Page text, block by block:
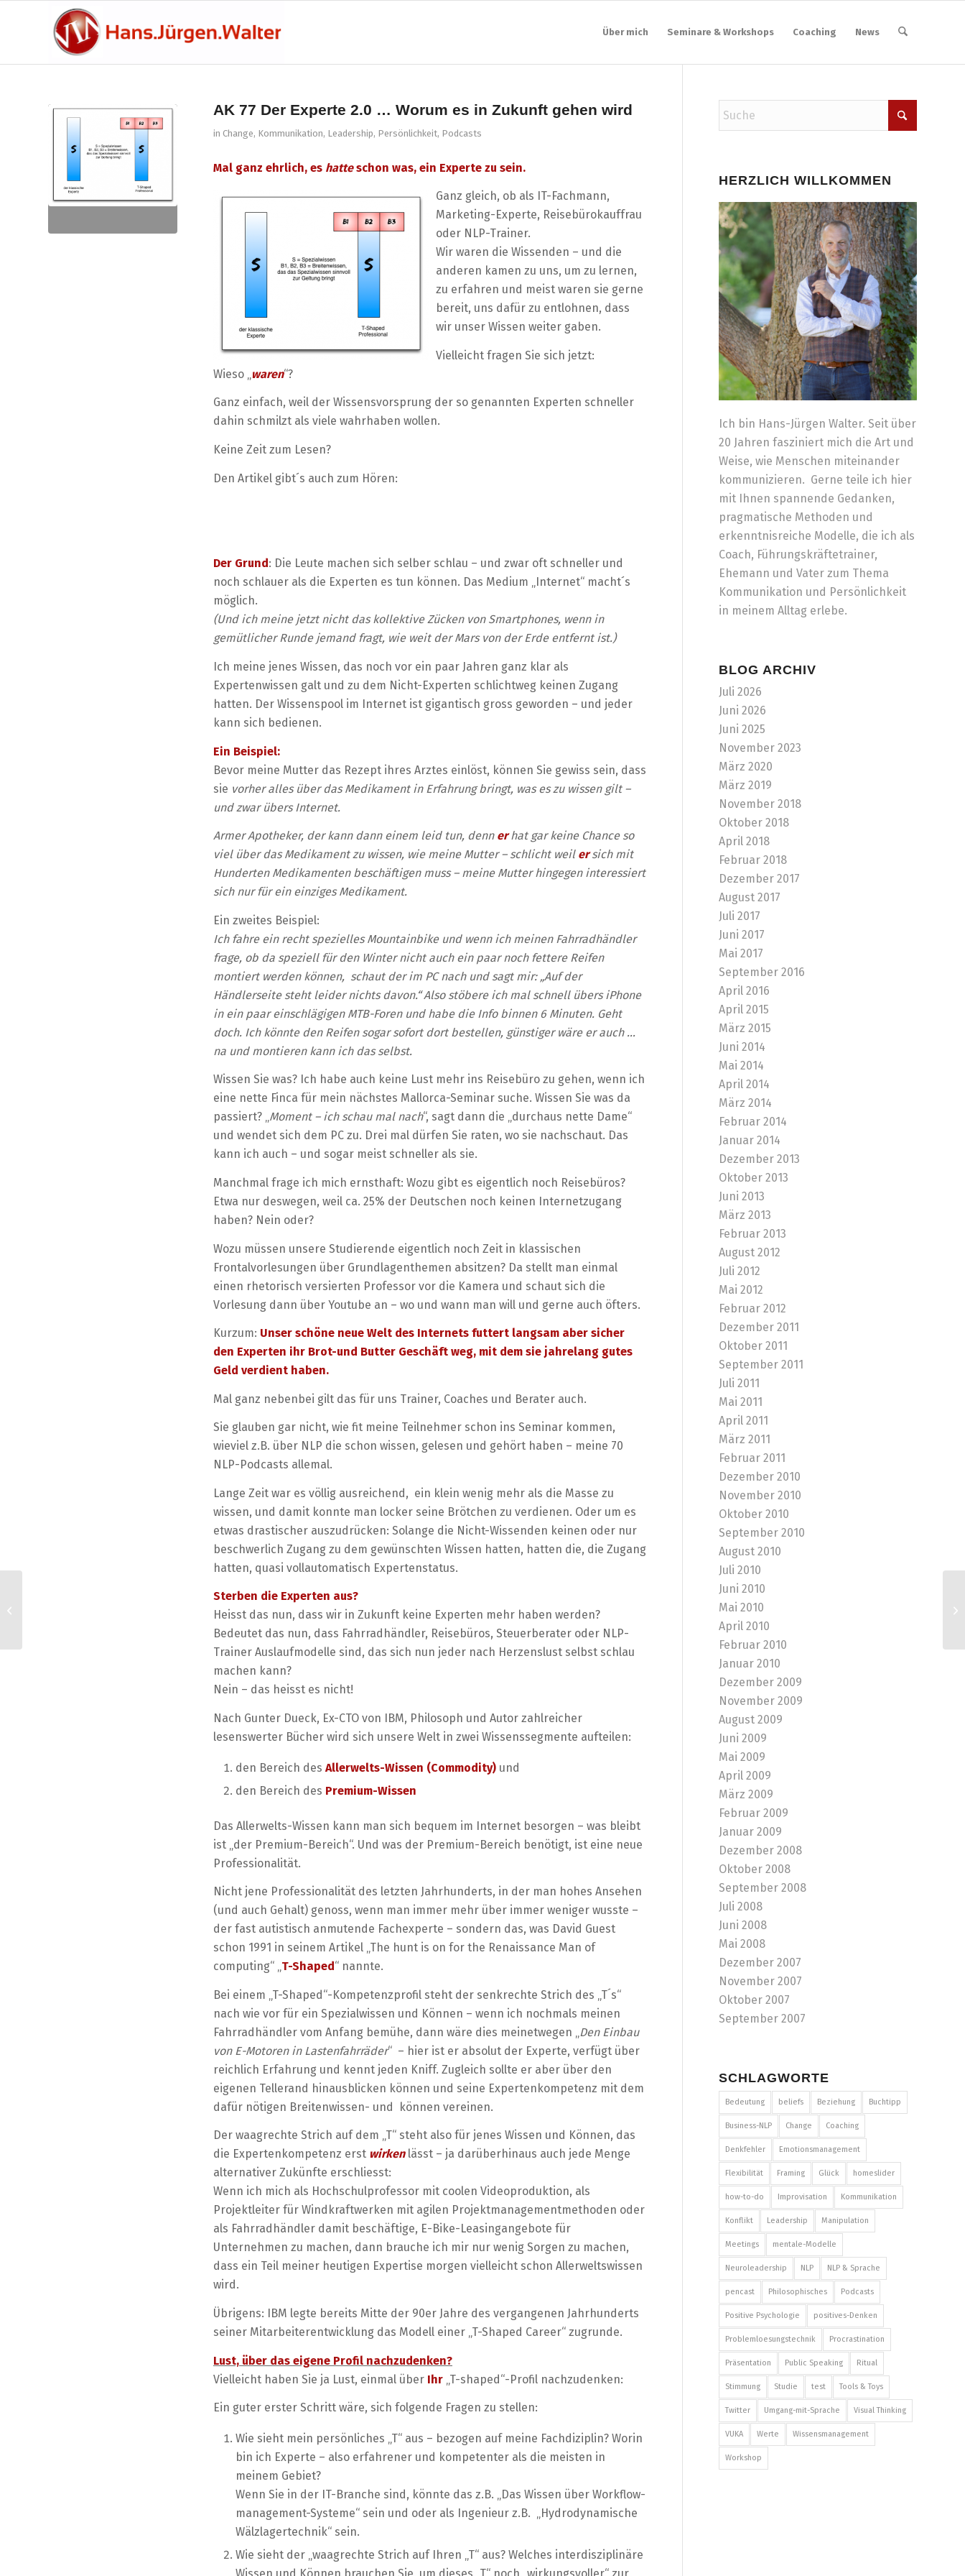
Über mich Seminare & Workshops Coaching News
AK 77 Der Experte 2.0 … Worum es in Zukunft gehen wird
in Change, Kommunikation, Leadership, Persönlichkeit, Podcasts
Mal ganz ehrlich, es hatteschon was, ein Experte zu sein.
Ganz gleich, ob als IT-Fachmann,
Marketing-Experte, Reisebürokauffrau
oder NLP-Trainer.
Wir waren die Wissenden – und die
anderen kamen zu uns, um zu lernen,
zu erfahren und meist waren sie gerne
bereit, uns dafür zu entlohnen, dass
wir unser Wissen weiter gaben.
Vielleicht fragen Sie sich jetzt:
Wieso „
waren“?
Ganz einfach, weil der Wissensvorsprung der so genannten Experten schneller
dahin schmilzt als viele wahrhaben wollen.
Keine Zeit zum Lesen?
Den Artikel gibt´s auch zum Hören:
Der Grund : Die Leute machen sich selber schlau – und zwar oft schneller und
noch schlauer als die Experten es tun können. Das Medium „Internet“ macht´s
möglich.
(Und ich meine jetzt nicht das kollektive Zücken von Smartphones, wenn in
gemütlicher Runde jemand fragt, wie weit der Mars von der Erde entfernt ist.)
Ich meine jenes Wissen, das noch vor ein paar Jahren ganz klar als
Expertenwissen galt und zu dem Nicht-Experten schlichtweg keinen Zugang
hatten. Der Wissenspool im Internet ist gigantisch gross geworden – und jeder
kann sich bedienen.
Ein Beispiel:
Bevor meine Mutter das Rezept ihres Arztes einlöst, können Sie gewiss sein, dass
sie vorher alles über das Medikament in Erfahrung bringt, was es zu wissen gilt –
und zwar übers Internet.
Armer Apotheker, der kann dann einem leid tun, denn erhat gar keine Chance so
viel über das Medikament zu wissen, wie meine Mutter – schlicht weil ersich mit
Hunderten Medikamenten beschäftigen muss – meine Mutter hingegen interessiert
sich nur für ein einziges Medikament.
Ein zweites Beispiel:
Ich fahre ein recht spezielles Mountainbike und wenn ich meinen Fahrradhändler
frage, ob da speziell für den Winter nicht auch ein paar noch fettere Reifen
montiert werden können, schaut der im PC nach und sagt mir: „Auf der
Händlerseite steht leider nichts davon.“ Also stöbere ich mal schnell übers iPhone
in ein paar einschlägigen MTB-Foren und habe die Info binnen 6 Minuten. Geht
doch. Ich könnte den Reifen sogar sofort dort bestellen, günstiger wäre er auch …
na und montieren kann ich das selbst.
Wissen Sie was? Ich habe auch keine Lust mehr ins Reisebüro zu gehen, wenn ich
eine nette Finca für mein nächstes Mallorca-Seminar suche. Wissen Sie was da
passiert? „Moment – ich schau mal nach“, sagt dann die „durchaus nette Dame“
und wendet sich dem PC zu. Drei mal dürfen Sie raten, wo sie nachschaut. Das
kann ich auch – und sogar meist schneller als sie.
Manchmal frage ich mich ernsthaft: Wozu gibt es eigentlich noch Reisebüros?
Etwa nur deswegen, weil ca. 25% der Deutschen noch keinen Internetzugang
haben? Nein oder?
Wozu müssen unsere Studierende eigentlich noch Zeit in klassischen
Frontalvorlesungen über Grundlagenthemen absitzen? Da stellt man einmal
einen rhetorisch versierten Professor vor die Kamera und schaut sich die
Vorlesung dann über Youtube an – wo und wann man will und gerne auch öfters.
Kurzum: Unser schöne neue Welt des Internets futtert langsam aber sicher
den Experten ihr Brot-und Butter Geschäft weg, mit dem sie jahrelang gutes
Geld verdient haben.
Mal ganz nebenbei gilt das für uns Trainer, Coaches und Berater auch.
Sie glauben gar nicht, wie fit meine Teilnehmer schon ins Seminar kommen,
wieviel z.B. über NLP die schon wissen, gelesen und gehört haben – meine 70
NLP-Podcasts allemal.
Lange Zeit war es völlig ausreichend, ein klein wenig mehr als die Masse zu
wissen, und damit konnte man locker seine Brötchen zu verdienen. Oder um es
etwas drastischer auszudrücken: Solange die Nicht-Wissenden keinen oder nur
beschwerlich Zugang zu dem gewünschten Wissen hatten, hatten die, die Zugang
hatten, quasi vollautomatisch Expertenstatus.
Sterben die Experten aus?
Heisst das nun, dass wir in Zukunft keine Experten mehr haben werden?
Bedeutet das nun, dass Fahrradhändler, Reisebüros, Steuerberater oder NLP-
Trainer Auslaufmodelle sind, das sich nun jeder nach Herzenslust selbst schlau
machen kann?
Nein – das heisst es nicht!
Nach Gunter Dueck, Ex-CTO von IBM, Philosoph und Autor zahlreicher
lesenswerter Bücher wird sich unsere Welt in zwei Wissenssegmente aufteilen:
den Bereich des Allerwelts-Wissen (Commodity) und
den Bereich des Premium-Wissen
Das Allerwelts-Wissen kann man sich bequem im Internet besorgen – was bleibt
ist „der Premium-Bereich“. Und was der Premium-Bereich benötigt, ist eine neue
Professionalität.
Nicht jene Professionalität des letzten Jahrhunderts, in der man hohes Ansehen
(und auch Gehalt) genoss, wenn man immer mehr über immer weniger wusste –
der fast autistisch anmutende Fachexperte – sondern das, was David Guest
schon 1991 in seinem Artikel „The hunt is on for the Renaissance Man of
computing“ „T-Shaped “ nannte.
Bei einem „T-Shaped“-Kompetenzprofil steht der senkrechte Strich des „T´s“
nach wie vor für ein Spezialwissen und Können – wenn ich nochmals meinen
Fahrradhändler vom Anfang bemühe, dann wäre dies meinetwegen „Den Einbau
von E-Motoren in Lastenfahrräder“ – hier ist er absolut der Experte, verfügt über
reichlich Erfahrung und kennt jeden Kniff. Zugleich sollte er aber über den
eigenen Tellerand hinausblicken können und seine Expertenkompetenz mit dem
dafür nötigen Breitenwissen- und können vereinen.
Der waagrechte Strich auf dem „T“ steht also für jenes Wissen und Können, das
die Expertenkompetenz erst wirkenlässt – ja darüberhinaus auch jede Menge
alternativer Zukünfte erschliesst:
Wenn ich mich als Hochschulprofessor mit coolen Videoproduktion, als
Projektleiter für Windkraftwerken mit agilen Projektmanagementmethoden oder
als Fahrradhändler damit beschäftige, E-Bike-Leasingangebote für
Unternehmen zu machen, dann brauche ich mir nur wenig Sorgen zu machen,
dass ein Teil meiner heutigen Expertise morgen vielleicht schon Allerweltswissen
wird.
Übrigens: IBM legte bereits Mitte der 90er Jahre des vergangenen Jahrhunderts
seiner Mitarbeiterentwicklung das Modell einer „T-Shaped Career“ zugrunde.
Lust, über das eigene Profil nachzudenken?
Vielleicht haben Sie ja Lust, einmal über Ihr „T-shaped“-Profil nachzudenken:
Ein guter erster Schritt wäre, sich folgende Fragen zu stellen:
Wie sieht mein persönliches „T“ aus – bezogen auf meine Fachdiziplin? Worin
bin ich Experte – also erfahrener und kompetenter als die meisten in
meinem Gebiet?
Wenn Sie in der IT-Branche sind, könnte das z.B. „Das Wissen über Workflow-
management-Systeme“ sein und oder als Ingenieur z.B. „Hydrodynamische
Wälzlagertechnik“ sein.
Wie sieht der „waagrechte Strich auf Ihren „T“ aus? Welches interdisziplinäre
HERZLICH WILLKOMMEN
Ich bin Hans-Jürgen Walter. Seit über
20 Jahren fasziniert mich die Art und
Weise, wie Menschen miteinander
kommunizieren. Gerne teile ich hier
mit Ihnen spannende Gedanken,
pragmatische Methoden und
erkenntnisreiche Modelle, die ich als
Coach, Führungskräftetrainer,
Ehemann und Vater zum Thema
Kommunikation und Persönlichkeit
in meinem Alltag erlebe.
BLOG ARCHIV
Juli 2026
Juni 2026
Juni 2025
November 2023
März 2020
März 2019
November 2018
Oktober 2018
April 2018
Februar 2018
Dezember 2017
August 2017
Juli 2017
Juni 2017
Mai 2017
September 2016
April 2016
April 2015
März 2015
Juni 2014
Mai 2014
April 2014
März 2014
Februar 2014
Januar 2014
Dezember 2013
Oktober 2013
Juni 2013
März 2013
Februar 2013
August 2012
Juli 2012
Mai 2012
Februar 2012
Dezember 2011
Oktober 2011
September 2011
Juli 2011
Mai 2011
April 2011
März 2011
Februar 2011
Dezember 2010
November 2010
Oktober 2010
September 2010
August 2010
Juli 2010
Juni 2010
Mai 2010
April 2010
Februar 2010
Januar 2010
Dezember 2009
November 2009
August 2009
Juni 2009
Mai 2009
April 2009
März 2009
Februar 2009
Januar 2009
Dezember 2008
Oktober 2008
September 2008
Juli 2008
Juni 2008
Mai 2008
Dezember 2007
November 2007
Oktober 2007
September 2007
SCHLAGWORTE
Bedeutung beliefs Beziehung Buchtipp
Business-NLP Change Coaching
Denkfehler Emotionsmanagement
Flexibilität Framing Glück homeslider
how-to-do Improvisation Kommunikation
Konflikt Leadership Manipulation
Meetings mentale-Modelle
Neuroleadership NLP NLP & Sprache
pencast Philosophisches Podcasts
Positive Psychologie positives-Denken
Problemloesungstechnik Procrastination
Präsentation Public Speaking Ritual
Stimmung Studie test Tools & Toys
Twitter Umgang-mit-Sprache Visual Thinking
VUKA Werte Wissensmanagement
Workshop